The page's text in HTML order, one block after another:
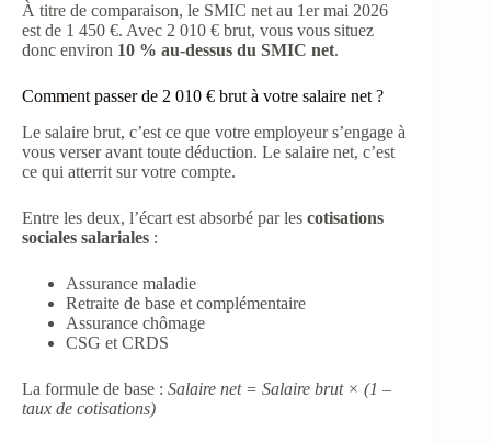
À titre de comparaison, le SMIC net au 1er mai 2026
est de 1 450 €. Avec 2 010 € brut, vous vous situez
donc environ 10 % au-dessus du SMIC net.
Comment passer de 2 010 € brut à votre salaire net ?
Le salaire brut, c’est ce que votre employeur s’engage à
vous verser avant toute déduction. Le salaire net, c’est
ce qui atterrit sur votre compte.
Entre les deux, l’écart est absorbé par les cotisations
sociales salariales :
Assurance maladie
Retraite de base et complémentaire
Assurance chômage
CSG et CRDS
La formule de base : Salaire net = Salaire brut × (1 –
taux de cotisations)